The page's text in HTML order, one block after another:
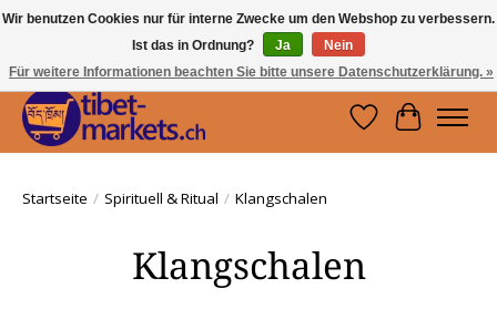
Handwerkskunst vom Dach der Welt.
Holen Sie sich ein Stück Tibet.
Wunschzettel
Ihr
Startseite / Spirituell & Ritual / Klangschalen
Klangschalen
Wir benutzen Cookies nur für interne Zwecke um den Webshop zu verbessern.
Ist das in Ordnung?
Ja
Nein
Für weitere Informationen beachten Sie bitte unsere Datenschutzerklärung. »